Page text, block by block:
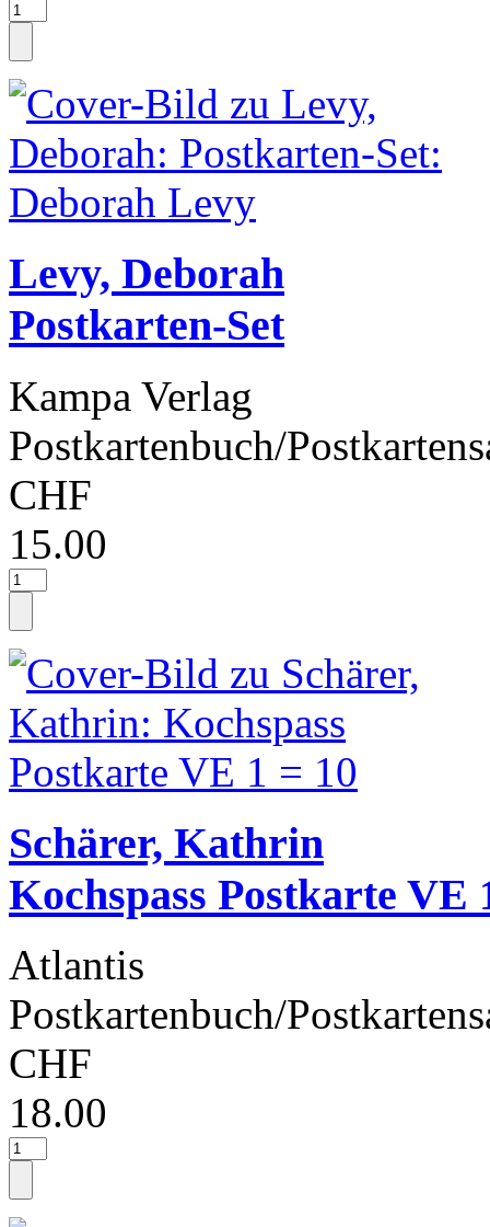
Levy, Deborah
Postkarten-Set
Kampa Verlag
Postkartenbuch/
CHF
15.00
Schärer, Kathrin
Kochspass Postkarte VE
Atlantis
Postkartenbuch/
CHF
18.00